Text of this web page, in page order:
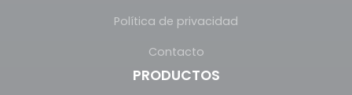
Política de privacidad
Contacto
PRODUCTOS